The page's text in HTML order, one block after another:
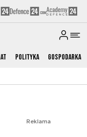
Polityka Gospodarka
Reklama